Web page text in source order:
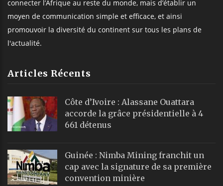
connecter l’Afrique au reste du monde, mais d’établir un
moyen de communication simple et efficace, et ainsi
promouvoir la diversité du continent sur tous les plans de
l'actualité.
Articles Récents
Côte d’Ivoire : Alassane Ouattara
accorde la grâce présidentielle à 4
661 détenus
Guinée : Nimba Mining franchit un
cap avec la signature de sa première
convention minière